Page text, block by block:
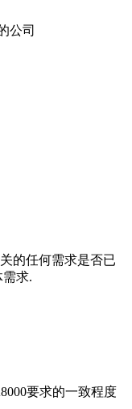
公司
的任何需求是否已
求.
要求的一致程度